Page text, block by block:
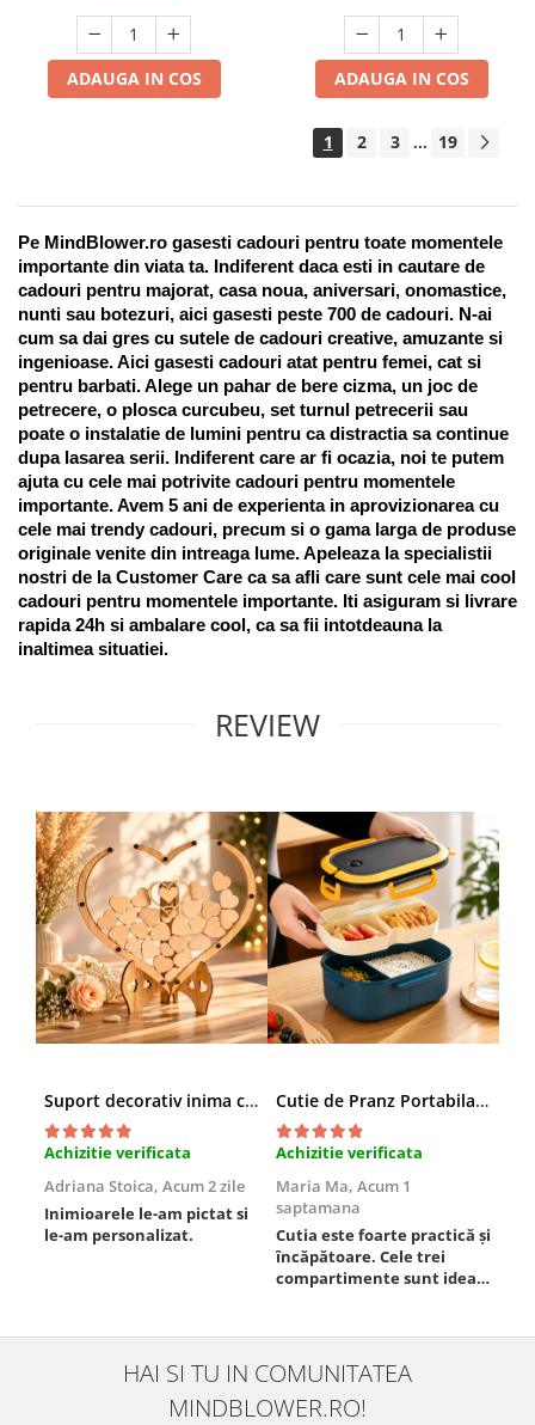
ADAUGA IN COS ADAUGA IN COS
1 2 3 ... 19
Pe MindBlower.ro gasesti cadouri pentru toate momentele
importante din viata ta. Indiferent daca esti in cautare de
cadouri pentru majorat, casa noua, aniversari, onomastice,
nunti sau botezuri, aici gasesti peste 700 de cadouri. N-ai
cum sa dai gres cu sutele de cadouri creative, amuzante si
ingenioase. Aici gasesti cadouri atat pentru femei, cat si
pentru barbati. Alege un pahar de bere cizma, un joc de
petrecere, o plosca curcubeu, set turnul petrecerii sau
poate o instalatie de lumini pentru ca distractia sa continue
dupa lasarea serii. Indiferent care ar fi ocazia, noi te putem
ajuta cu cele mai potrivite cadouri pentru momentele
importante. Avem 5 ani de experienta in aprovizionarea cu
cele mai trendy cadouri, precum si o gama larga de produse
originale venite din intreaga lume. Apeleaza la specialistii
nostri de la Customer Care ca sa afli care sunt cele mai cool
cadouri pentru momentele importante. Iti asiguram si livrare
rapida 24h si ambalare cool, ca sa fii intotdeauna la
inaltimea situatiei.
REVIEW
Suport decorativ inima cu mesaje, Cadou cu suflet
Achizitie verificata
Adriana Stoica, Acum 2 zile
Inimioarele le-am pictat si
le-am personalizat.
Cutie de Pranz Portabila cu Compartimente
Achizitie verificata
Maria Ma, Acum 1
saptamana
Cutia este foarte practică și
încăpătoare. Cele trei
compartimente sunt ideale
este sigură, fără scurgeri. O
folosesc aproape zilnic la
serviciu și sunt foarte
mulțumită.
HAI SI TU IN COMUNITATEA
MINDBLOWER.RO!